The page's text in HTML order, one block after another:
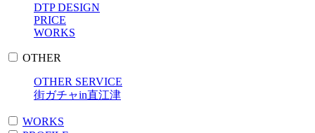
DTP DESIGN
PRICE
WORKS
OTHER
OTHER SERVICE
街ガチャin直江津
WORKS